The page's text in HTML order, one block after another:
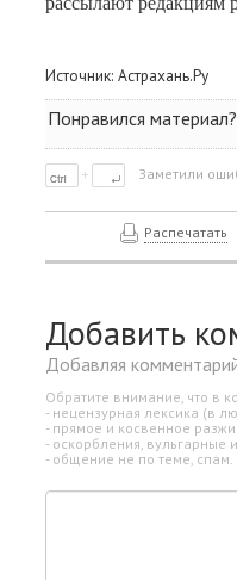
Источник: Астрахань.Ру
Понравился
Заметили
Распечатать
Добавить
Добавляя
Обратите внимание, что в
- нецензурная лексика (в
- прямое и косвенное
- оскорбления, вульгарные
- общение не по теме, спам.